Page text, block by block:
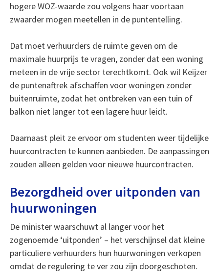
hogere WOZ-waarde zou volgens haar voortaan
zwaarder mogen meetellen in de puntentelling.
Dat moet verhuurders de ruimte geven om de
maximale huurprijs te vragen, zonder dat een woning
meteen in de vrije sector terechtkomt. Ook wil Keijzer
de puntenaftrek afschaffen voor woningen zonder
buitenruimte, zodat het ontbreken van een tuin of
balkon niet langer tot een lagere huur leidt.
Daarnaast pleit ze ervoor om studenten weer tijdelijke
huurcontracten te kunnen aanbieden. De aanpassingen
zouden alleen gelden voor nieuwe huurcontracten.
Bezorgdheid over uitponden van
huurwoningen
De minister waarschuwt al langer voor het
zogenoemde ‘uitponden’ – het verschijnsel dat kleine
particuliere verhuurders hun huurwoningen verkopen
omdat de regulering te ver zou zijn doorgeschoten.